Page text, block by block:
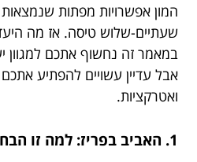
המון אפשרויות מפתות
שעתיים-שלוש טיסה. אז מה
במאמר זה נחשוף אתכם למגוון
אבל עדיין עשויים להפתיע
ואטרקציות.
1. האביב בפריז: למה זו הבחירה המושלמת?